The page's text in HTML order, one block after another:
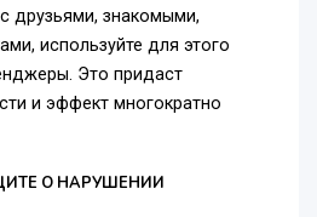
с друзьями, знакомыми,
используйте для этого
Это придаст
и эффект многократно
О НАРУШЕНИИ